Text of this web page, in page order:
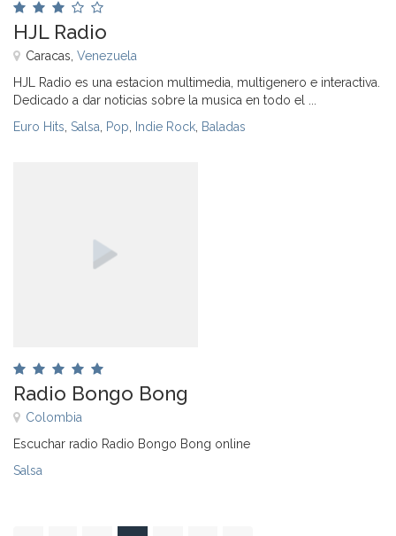
HJL Radio
Caracas, Venezuela
HJL Radio es una estacion multimedia, multigenero e interactiva.
Dedicado a dar noticias sobre la musica en todo el ...
Euro Hits Salsa Pop Indie Rock Baladas
Radio Bongo Bong
Colombia
Escuchar radio Radio Bongo Bong online
Salsa